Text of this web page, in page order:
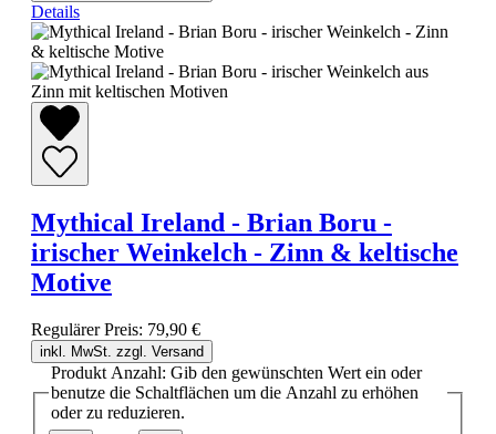
Details
Mythical Ireland - Brian Boru -
irischer Weinkelch - Zinn & keltische
Motive
Regulärer Preis: 79,90 €
inkl. MwSt. zzgl. Versand
Produkt Anzahl: Gib den gewünschten Wert ein oder
benutze die Schaltflächen um die Anzahl zu erhöhen
oder zu reduzieren.